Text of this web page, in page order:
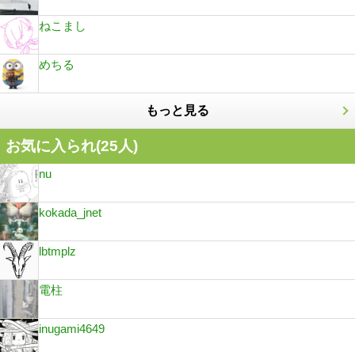
ねこまし
めちる
もっと見る
お気に入られ(25人)
nu
kokada_jnet
lbtmplz
電柱
inugami4649